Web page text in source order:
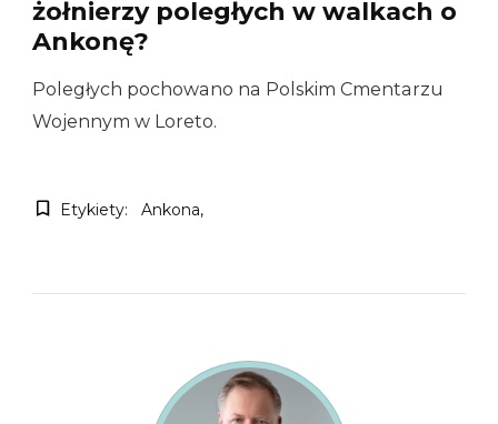
żołnierzy poległych w walkach o
Ankonę?
Poległych pochowano na Polskim Cmentarzu
Wojennym w Loreto.
Etykiety: Ankona